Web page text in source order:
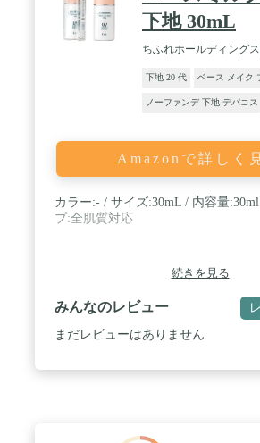
下地 30mL
ちふれホールディング
下地 20 代 ベース メイク
ノーファンデ 下地 デパコス
Amazonで詳しく
カラー:- / サイズ:30mL / 内容量
プ:全肌質対応
続きを見る
みんなのレビュー
まだレビューはありません